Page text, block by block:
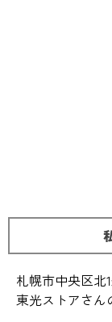
札幌市中央区北
東光ストアさん